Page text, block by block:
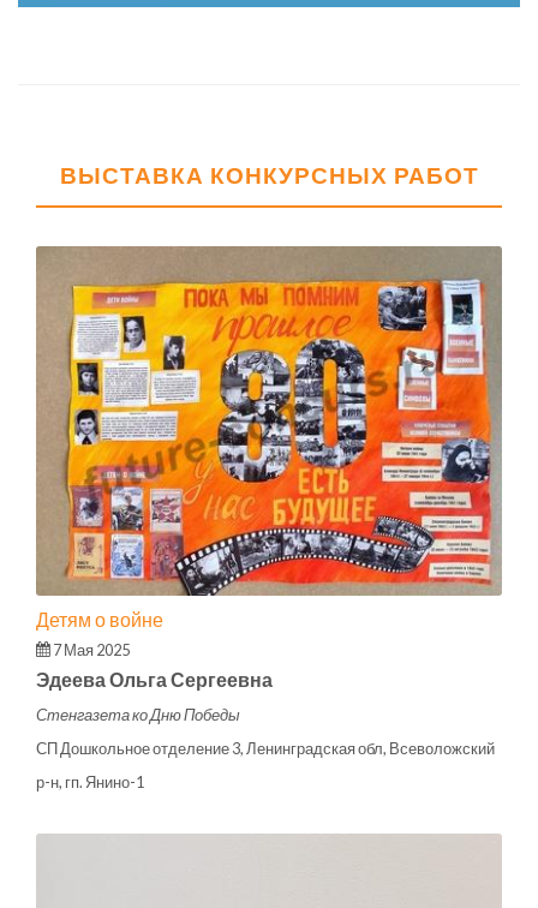
ВЫСТАВКА КОНКУРСНЫХ РАБОТ
Детям о войне
7 Мая 2025
Эдеева Ольга Сергеевна
Стенгазета ко Дню Победы
СП Дошкольное отделение 3, Ленинградская обл, Всеволожский
р-н, гп. Янино-1